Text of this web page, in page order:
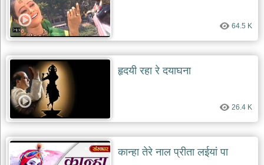
64.5 K
हृदयी रहा रे दयाघना
26.4 K
कान्हा तेरे नाल प्रीता लईयां पा